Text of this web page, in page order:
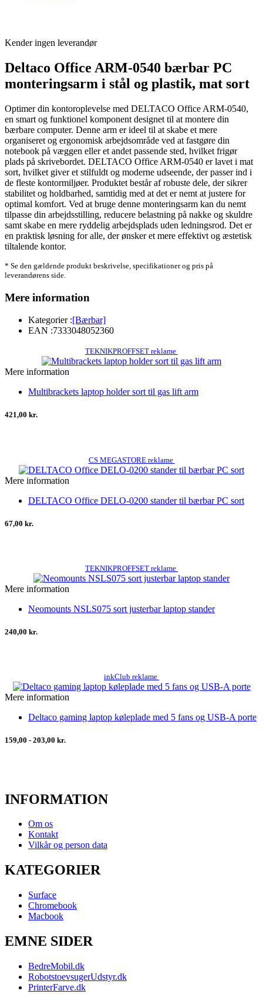
Kender ingen leverandør
Deltaco Office ARM-0540 bærbar PC
monteringsarm i stål og plastik, mat sort
Optimer din kontoroplevelse med DELTACO Office ARM-0540,
en smart og funktionel komponent designet til at montere din
bærbare computer. Denne arm er ideel til at skabe et mere
organiseret og ergonomisk arbejdsområde ved at fastgøre din
notebook på væggen eller et andet passende sted, hvilket frigør
plads på skrivebordet. DELTACO Office ARM-0540 er lavet i mat
sort, hvilket giver et stilfuldt og moderne udseende, der passer ind i
de fleste kontormiljøer. Produktet består af robuste dele, der sikrer
stabilitet og holdbarhed, samtidig med at det er nemt at justere for
optimal komfort. Ved at bruge denne monteringsarm kan du nemt
tilpasse din arbejdsstilling, reducere belastning på nakke og skuldre
samt skabe en mere ryddelig arbejdsplads uden ledningsrod. Det er
en praktisk løsning for alle, der ønsker et mere effektivt og æstetisk
tiltalende kontor.
* Se den gældende produkt beskrivelse, specifikationer og pris på
leverandørens side.
Mere information
Kategorier :[Bærbar]
EAN :7333048052360
TEKNIKPROFFSET reklame
Mere information
Multibrackets laptop holder sort til gas lift arm
421,00 kr.
CS MEGASTORE reklame
Mere information
DELTACO Office DELO-0200 stander til bærbar PC sort
67,00 kr.
TEKNIKPROFFSET reklame
Mere information
Neomounts NSLS075 sort justerbar laptop stander
240,00 kr.
inkClub reklame
Mere information
Deltaco gaming laptop køleplade med 5 fans og USB-A porte
159,00 - 203,00 kr.
INFORMATION
Om os
Kontakt
Vilkår og person data
KATEGORIER
Surface
Chromebook
Macbook
EMNE SIDER
BedreMobil.dk
RobotstoevsugerUdstyr.dk
PrinterFarve.dk